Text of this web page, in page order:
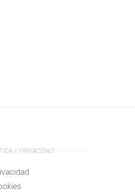
Y PRIVACIDAD